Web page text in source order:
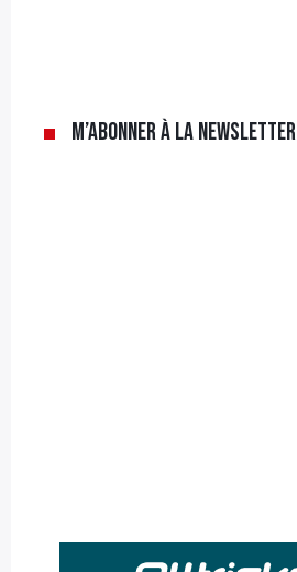
M’abonner à la newsletter